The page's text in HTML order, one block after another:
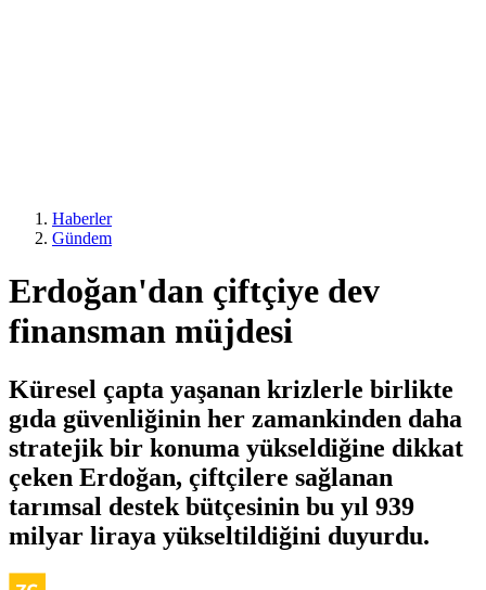
Haberler
Gündem
Erdoğan'dan çiftçiye dev
finansman müjdesi
Küresel çapta yaşanan krizlerle birlikte
gıda güvenliğinin her zamankinden daha
stratejik bir konuma yükseldiğine dikkat
çeken Erdoğan, çiftçilere sağlanan
tarımsal destek bütçesinin bu yıl 939
milyar liraya yükseltildiğini duyurdu.